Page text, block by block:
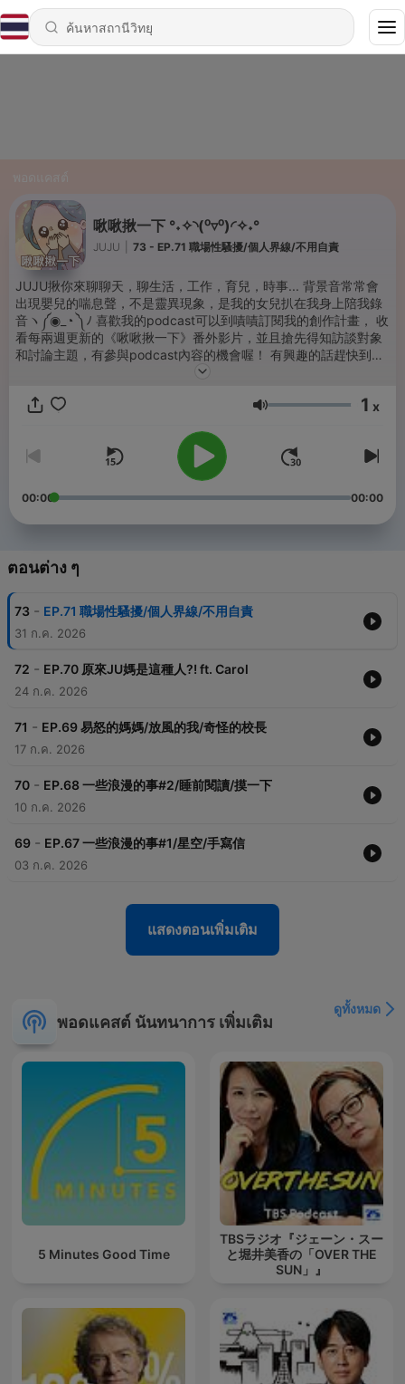
啾啾揪一下 °˖✧◝(⁰▿⁰)◜✧˖°
JUJU 73 - EP.71 職場性騷擾/個人界線/不用自責
JUJU揪你來聊聊天，聊生活，工作，育兒，時事... 背景音常常會
出現嬰兒的喘息聲，不是靈異現象，是我的女兒扒在我身上陪我錄
音ヽ༼◉_◔ ༽ﾉ 喜歡我的podcast可以到嘖嘖訂閱我的創作計畫， 收
看每兩週更新的《啾啾揪一下》番外影片，並且搶先得知訪談對象
和討論主題，有參與podcast內容的機會喔！ 有興趣的話趕快到以
ระดับเสียง 1 x
00:00 00:00
ตอนต่าง ๆ
73 - EP.71 職場性騷擾/個人界線/不用自責
31 ก.ค. 2026
72 - EP.70 原來JU媽是這種人?! ft. Carol
24 ก.ค. 2026
71 - EP.69 易怒的媽媽/放風的我/奇怪的校長
17 ก.ค. 2026
70 - EP.68 一些浪漫的事#2/睡前閱讀/摸一下
10 ก.ค. 2026
69 - EP.67 一些浪漫的事#1/星空/手寫信
03 ก.ค. 2026
แสดงตอนเพิ่มเติม
พอดแคสต์ นันทนาการ เพิ่มเติม
ดูทั้งหมด
5 Minutes Good Time
TBSラジオ『ジェーン・スー
と堀井美香の「OVER THE
SUN」』